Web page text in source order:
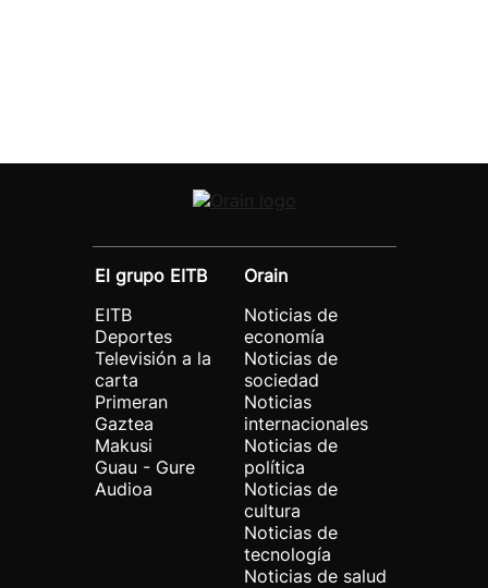
El grupo EITB
EITB
Deportes
Televisión a la
carta
Primeran
Gaztea
Makusi
Guau - Gure
Audioa
Orain
Noticias de
economía
Noticias de
sociedad
Noticias
internacionales
Noticias de
política
Noticias de
cultura
Noticias de
tecnología
Noticias de salud